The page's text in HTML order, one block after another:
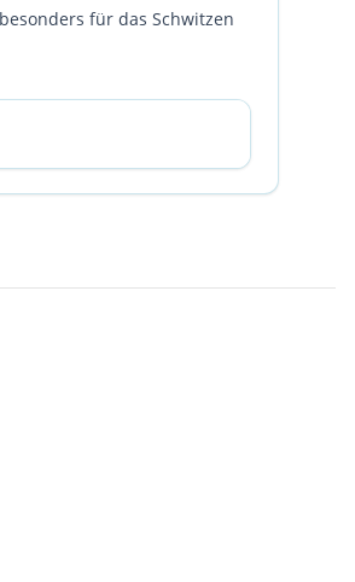
für das Schwitzen